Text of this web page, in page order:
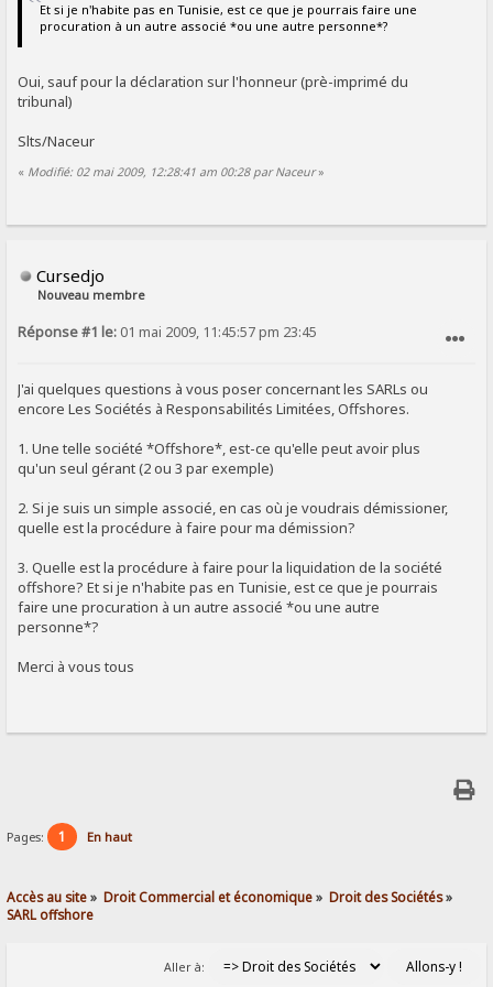
Et si je n'habite pas en Tunisie, est ce que je pourrais faire une
procuration à un autre associé *ou une autre personne*?
Oui, sauf pour la déclaration sur l'honneur (prè-imprimé du
tribunal)
Slts/Naceur
« Modifié: 02 mai 2009, 12:28:41 am 00:28 par Naceur»
Cursedjo
Nouveau membre
Réponse #1 le: 01 mai 2009, 11:45:57 pm 23:45
J'ai quelques questions à vous poser concernant les SARLs ou
encore Les Sociétés à Responsabilités Limitées, Offshores.
1. Une telle société *Offshore*, est-ce qu'elle peut avoir plus
qu'un seul gérant (2 ou 3 par exemple)
2. Si je suis un simple associé, en cas où je voudrais démissioner,
quelle est la procédure à faire pour ma démission?
3. Quelle est la procédure à faire pour la liquidation de la société
offshore? Et si je n'habite pas en Tunisie, est ce que je pourrais
faire une procuration à un autre associé *ou une autre
personne*?
Merci à vous tous
Pages: 1 En haut
Accès au site» Droit Commercial et économique» Droit des Sociétés»
SARL offshore
Aller à: